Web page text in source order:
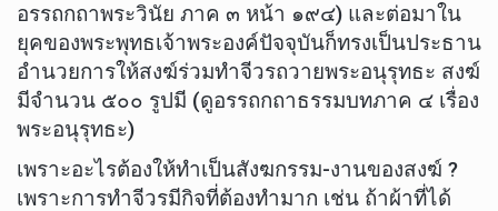
อรรถกถาพระวินัย ภาค ๓ หน้า ๑๙๔) และต่อมาใน
ยุคของพระพุทธเจ้าพระองค์ปัจจุบันก็ทรงเป็นประธาน
อำนวยการให้สงฆ์ร่วมทำจีวรถวายพระอนุรุทธะ สงฆ์
มีจำนวน ๕๐๐ รูปมี (ดูอรรถกถาธรรมบทภาค ๔ เรื่อง
พระอนุรุทธะ)
เพราะอะไรต้องให้ทำเป็นสังฆกรรม-งานของสงฆ์ ?
เพราะการทำจีวรมีกิจที่ต้องทำมาก เช่น ถ้าผ้าที่ได้